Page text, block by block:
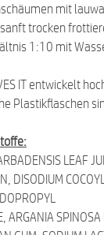
mit
trocken
1:10 mit
IT entwickelt
Plastikflaschen
LEAF
DISODIUM
ARGANIA SPINOSA